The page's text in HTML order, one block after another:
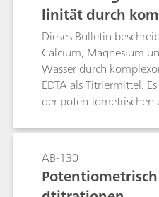
linität durch
itration mit
er
Wasser- und
Dieses Bulletin
Calcium, Magnesium
Wasser durch
EDTA als Titriermittel.
der potentiometrischen
Definitionen zu den
Wasserhärte. In diesem
werden folgende
Alaklinität,
AB-130